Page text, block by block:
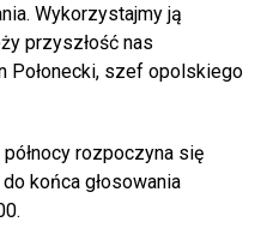
Wykorzystajmy ją
przyszłość nas
Połonecki, szef opolskiego
rozpoczyna się
końca głosowania